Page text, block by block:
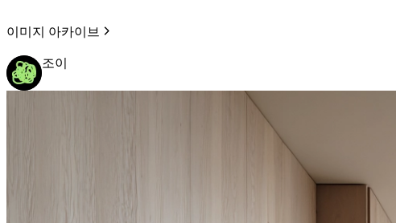
이미지 아카이브
조이